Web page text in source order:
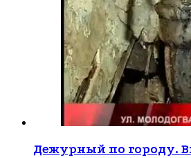
Дежурный по городу.